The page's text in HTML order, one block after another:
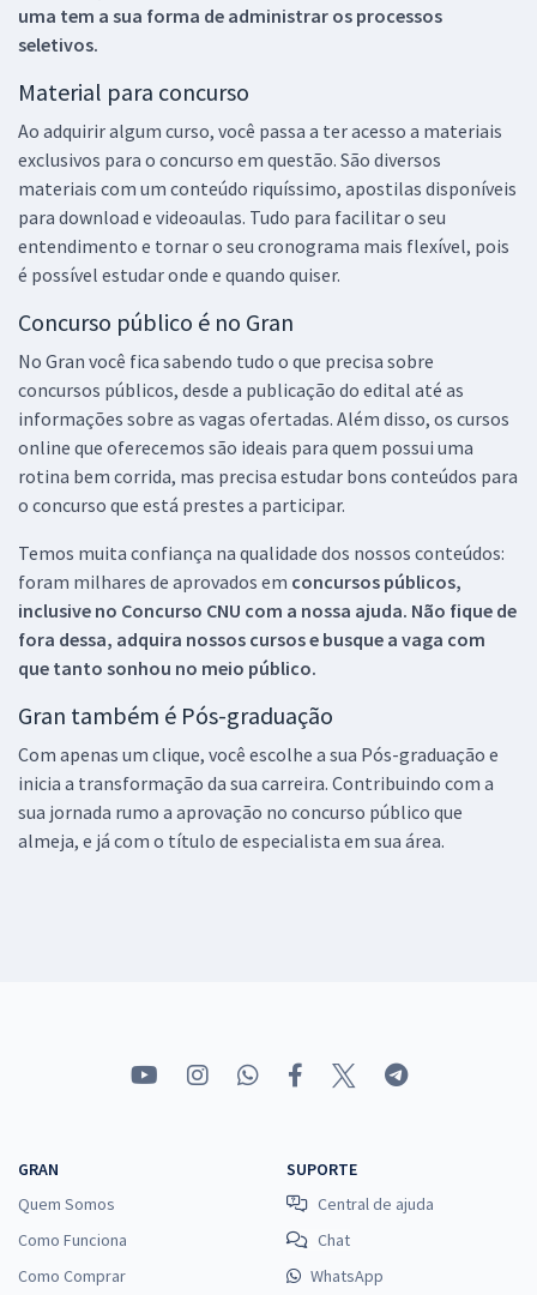
uma tem a sua forma de administrar os processos
seletivos.
Material para concurso
Ao adquirir algum curso, você passa a ter acesso a materiais
exclusivos para o concurso em questão. São diversos
materiais com um conteúdo riquíssimo, apostilas disponíveis
para download e videoaulas. Tudo para facilitar o seu
entendimento e tornar o seu cronograma mais flexível, pois
é possível estudar onde e quando quiser.
Concurso público é no Gran
No Gran você fica sabendo tudo o que precisa sobre
concursos públicos, desde a publicação do edital até as
informações sobre as vagas ofertadas. Além disso, os cursos
online que oferecemos são ideais para quem possui uma
rotina bem corrida, mas precisa estudar bons conteúdos para
o concurso que está prestes a participar.
Temos muita confiança na qualidade dos nossos conteúdos:
foram milhares de aprovados em concursos públicos,
inclusive no Concurso CNU com a nossa ajuda. Não fique de
fora dessa, adquira nossos cursos e busque a vaga com
que tanto sonhou no meio público.
Gran também é Pós-graduação
Com apenas um clique, você escolhe a sua Pós-graduação e
inicia a transformação da sua carreira. Contribuindo com a
sua jornada rumo a aprovação no concurso público que
almeja, e já com o título de especialista em sua área.
GRAN
Quem Somos
Como Funciona
Como Comprar
SUPORTE
Central de ajuda
Chat
WhatsApp